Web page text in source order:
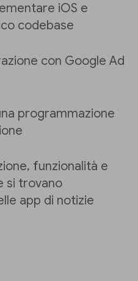
iOS e
codebase
con Google Ad
programmazione
funzionalità e
si trovano
app di notizie